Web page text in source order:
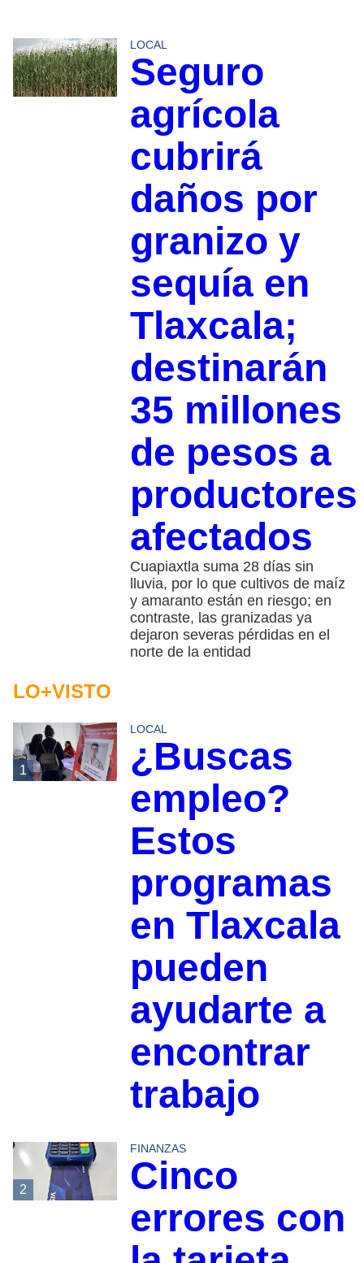
LOCAL
Seguro
agrícola
cubrirá
daños por
granizo y
sequía en
Tlaxcala;
destinarán
35 millones
de pesos a
productores
afectados
Cuapiaxtla suma 28 días sin
lluvia, por lo que cultivos de maíz
y amaranto están en riesgo; en
contraste, las granizadas ya
dejaron severas pérdidas en el
norte de la entidad
LO+VISTO
1
LOCAL
¿Buscas
empleo?
Estos
programas
en Tlaxcala
pueden
ayudarte a
encontrar
trabajo
2
FINANZAS
Cinco
errores con